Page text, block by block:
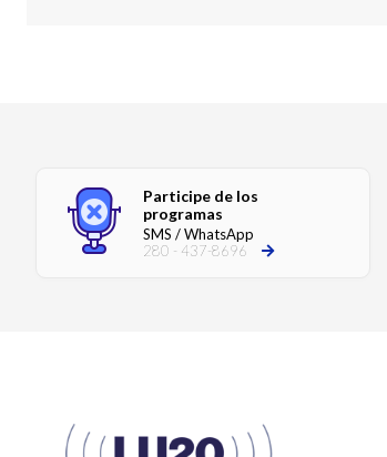
Participe de los
programas
SMS / WhatsApp
280 - 437-8696